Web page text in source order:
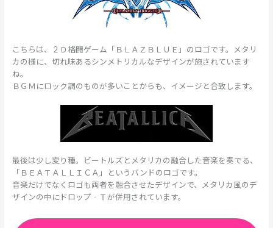
こちらは、２Ｄ格闘ゲーム「ＢＬＡＺＢＬＵＥ」のロゴです。メタリ
カの様に、切れ味あるシンメトリカルなデザインが施されています
ね。
ＢＧＭにロック調のものが多いことからも、イメージと合致します。
最後は少し変り種。ビートルズとメタリカの融合した音楽を奏でる、
「ＢＥＡＴＡＬＬＩＣＡ」というバンドのロゴです。
音楽だけでなくロゴも両者を融合させたデザインで、メタリカ風のデ
ザインの中にドロップ‐Ｔが併用されています。